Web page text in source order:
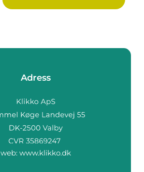
Adress
web: www.klikko.dk